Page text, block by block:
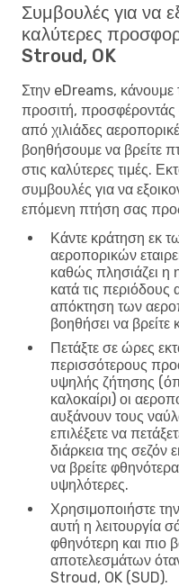
Συμβουλές για να
καλύτερες
Stroud, OK
Στην eDreams,
προσιτή,
από χιλιάδες
βοηθήσουμε να βρείτε
στις καλύτερες τιμές.
συμβουλές για να
επόμενη πτήση σας
Κάντε κράτηση εκ
αεροπορικών
καθώς πλησιάζει η
κατά τις περιόδους
απόκτηση των
βοηθήσει να
Πετάξτε σε ώρες
περισσότερους
υψηλής ζήτησης
καλοκαίρι) οι
αυξάνουν τους
επιλέξετε να
διάρκεια της σεζόν
να βρείτε φθηνότερα
υψηλότερες.
Χρησιμοποιήστε
αυτή η λειτουργία
φθηνότερη και πιο
αποτελεσμάτων
Stroud, OK (SUD).